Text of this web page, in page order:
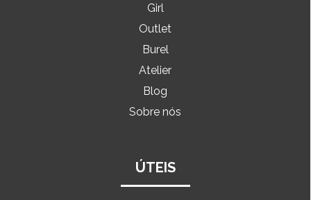
Girl
Outlet
Burel
Atelier
Blog
Sobre nós
ÚTEIS